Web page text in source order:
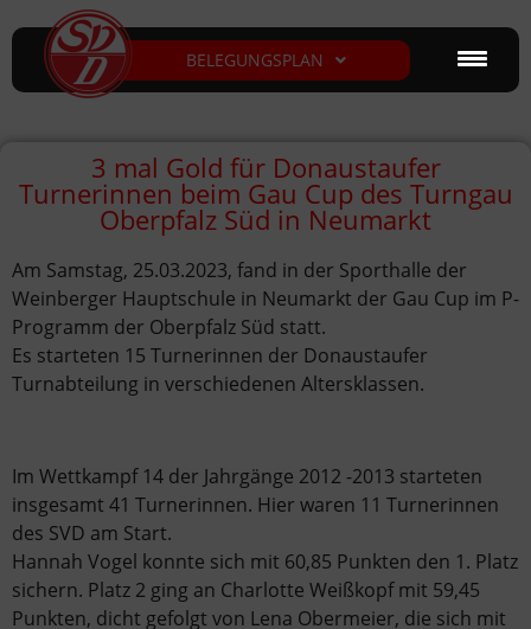
BELEGUNGSPLAN
3 mal Gold für Donaustaufer
Turnerinnen beim Gau Cup des Turngau
Oberpfalz Süd in Neumarkt
Am Samstag, 25.03.2023, fand in der Sporthalle der
Weinberger Hauptschule in Neumarkt der Gau Cup im P-
Programm der Oberpfalz Süd statt.
Es starteten 15 Turnerinnen der Donaustaufer
Turnabteilung in verschiedenen Altersklassen.
Im Wettkampf 14 der Jahrgänge 2012 -2013 starteten
insgesamt 41 Turnerinnen. Hier waren 11 Turnerinnen
des SVD am Start.
Hannah Vogel konnte sich mit 60,85 Punkten den 1. Platz
sichern. Platz 2 ging an Charlotte Weißkopf mit 59,45
Punkten, dicht gefolgt von Lena Obermeier, die sich mit